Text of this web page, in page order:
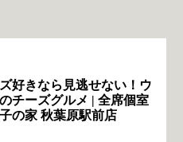
好きなら見逃せない！ウ
チーズグルメ | 全席個室
の家 秋葉原駅前店